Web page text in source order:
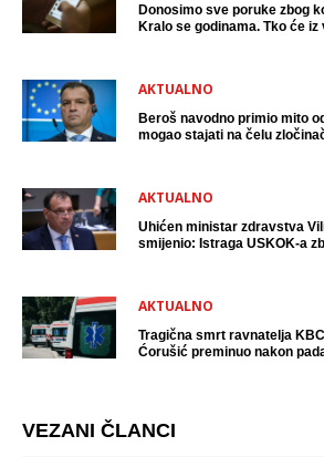
Donosimo sve poruke zbog
Kralo se godinama. Tko će
AKTUALNO
Beroš navodno primio mito
mogao stajati na čelu
AKTUALNO
Uhićen ministar zdravstva
smijenio: Istraga USKOK-a
AKTUALNO
Tragična smrt ravnatelja
Ćorušić preminuo nakon
VEZANI ČLANCI